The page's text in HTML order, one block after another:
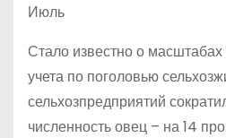
Июль
Стало известно о масштабах
учета по поголовью
сельхозпредприятий
численность овец – на 14